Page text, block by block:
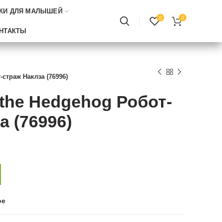
ДЛЯ МАЛЫШЕЙ
0 0
Наклза (76996)
Hedgehog Робот-
(76996)